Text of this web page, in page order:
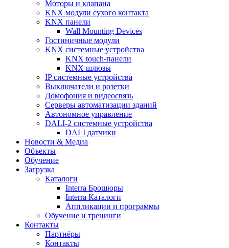
Моторы и клапана
KNX модули сухого контакта
KNX панели
Wall Mounting Devices
Гостиничные модули
KNX системные устройства
KNX touch-панели
KNX шлюзы
IP системные устройства
Выключатели и розетки
Домофония и видеосвязь
Серверы автоматизации зданий
Автономное управление
DALI-2 системные устройства
DALI датчики
Новости & Медиа
Объекты
Обучение
Загрузка
Каталоги
Interra Брошюры
Interra Каталоги
Аппликации и программы
Обучение и тренинги
Контакты
Партнёры
Контакты